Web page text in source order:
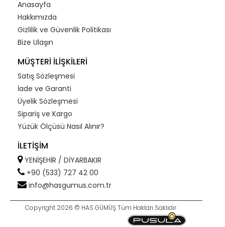
Anasayfa
Hakkımızda
Gizlilik ve Güvenlik Politikası
Bize Ulaşın
MÜŞTERİ İLİŞKİLERİ
Satış Sözleşmesi
İade ve Garanti
Üyelik Sözleşmesi
Sipariş ve Kargo
Yüzük Ölçüsü Nasıl Alınır?
İLETİŞİM
YENİŞEHİR / DİYARBAKIR
+90 (533) 727 42 00
info@hasgumus.com.tr
Copyright 2026 © HAS GÜMÜŞ Tüm Hakları Saklıdır